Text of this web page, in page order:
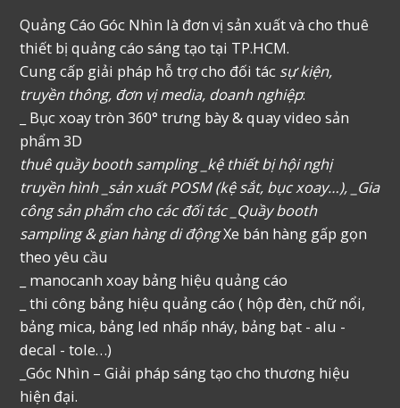
Quảng Cáo Góc Nhìn là đơn vị sản xuất và cho thuê
thiết bị quảng cáo sáng tạo tại TP.HCM.
Cung cấp giải pháp hỗ trợ cho đối tác sự kiện,
truyền thông, đơn vị media, doanh nghiệp:
_ Bục xoay tròn 360° trưng bày & quay video sản
phẩm 3D
thuê quầy booth sampling _kệ thiết bị hội nghị
truyền hình _sản xuất POSM (kệ sắt, bục xoay…), _Gia
công sản phẩm cho các đối tác _Quầy booth
sampling & gian hàng di độngXe bán hàng gấp gọn
theo yêu cầu
_ manocanh xoay bảng hiệu quảng cáo
_ thi công bảng hiệu quảng cáo ( hộp đèn, chữ nổi,
bảng mica, bảng led nhấp nháy, bảng bạt - alu -
decal - tole…)
_Góc Nhìn – Giải pháp sáng tạo cho thương hiệu
hiện đại.